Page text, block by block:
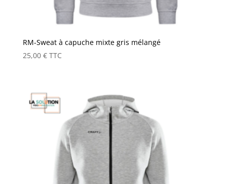
RM-Sweat à capuche mixte gris mélangé
25,00 € TTC